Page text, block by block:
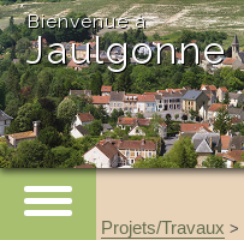
Bienvenue à
Jaulgonne
Projets/Travaux >